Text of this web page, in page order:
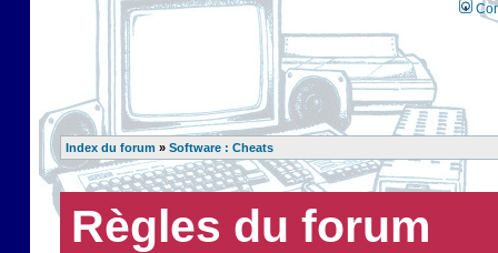
Index du forum » Software : Cheats
Règles du forum